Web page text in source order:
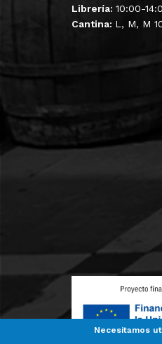
Librería: 10:00-
Cantina: L, M, M
Necesitamos